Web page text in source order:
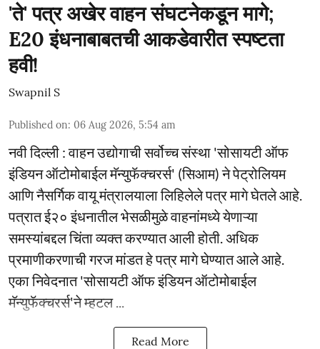
'ते' पत्र अखेर वाहन संघटनेकडून मागे;
E20 इंधनाबाबतची आकडेवारीत स्पष्टता
हवी!
Swapnil S
Published on: 06 Aug 2026, 5:54 am
नवी दिल्ली : वाहन उद्योगाची सर्वोच्च संस्था 'सोसायटी ऑफ
इंडियन ऑटोमोबाईल मॅन्युफॅक्चरर्स' (सिआम) ने पेट्रोलियम
आणि नैसर्गिक वायू मंत्रालयाला लिहिलेले पत्र मागे घेतले आहे.
पत्रात ई२० इंधनातील भेसळीमुळे वाहनांमध्ये येणाऱ्या
समस्यांबद्दल चिंता व्यक्त करण्यात आली होती. अधिक
प्रमाणीकरणाची गरज मांडत हे पत्र मागे घेण्यात आले आहे.
एका निवेदनात 'सोसायटी ऑफ इंडियन ऑटोमोबाईल
मॅन्युफॅक्चरर्स'ने म्हटल ...
Read More